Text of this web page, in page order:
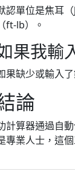
認單位是焦耳
（ft-lb）。
果我輸
果缺少或輸入
論
計算器通過自
專業人士，這